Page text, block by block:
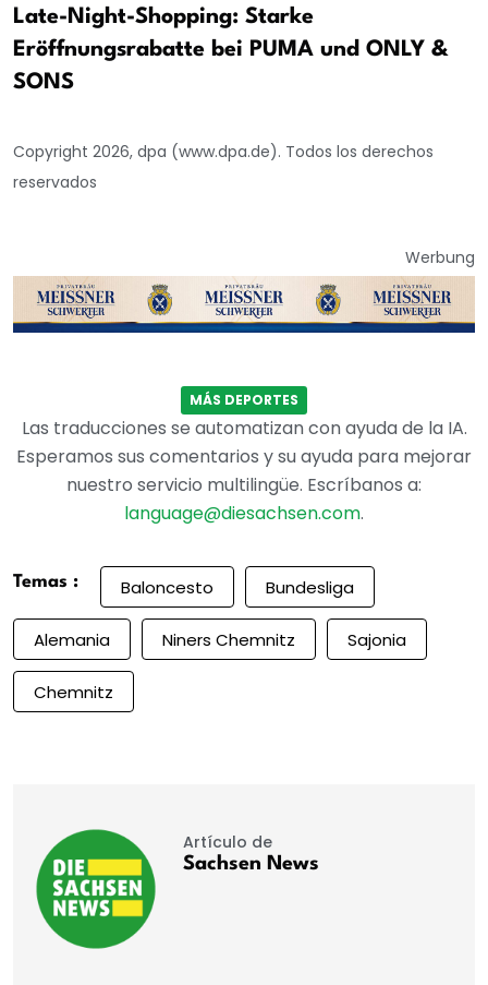
Late-Night-Shopping: Starke
Eröffnungsrabatte bei PUMA und ONLY &
SONS
Copyright 2026, dpa (www.dpa.de). Todos los derechos
reservados
Werbung
MÁS DEPORTES
Las traducciones se automatizan con ayuda de la IA.
Esperamos sus comentarios y su ayuda para mejorar
nuestro servicio multilingüe. Escríbanos a:
language@diesachsen.com.
Temas : Baloncesto Bundesliga
Alemania Niners Chemnitz Sajonia
Chemnitz
Artículo de
Sachsen News